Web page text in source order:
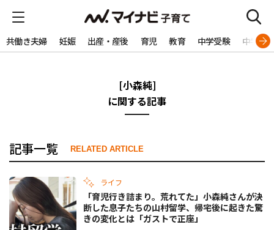
共働き夫婦 妊娠 出産・産後 育児 教育 中学受験 中学生
[小森純]
に関する記事
記事一覧 RELATED ARTICLE
ライフ
「育児行き詰まり。荒れてた」小森純さんが決
断した息子たちの山村留学、帰宅後に起きた驚
きの変化とは「ガストで正座」